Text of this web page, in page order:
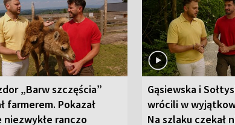
„Barw szczęścia”
farmerem. Pokazał
niezwykłe ranczo
Gąsiewska i
wrócili w
Na szlaku czekał